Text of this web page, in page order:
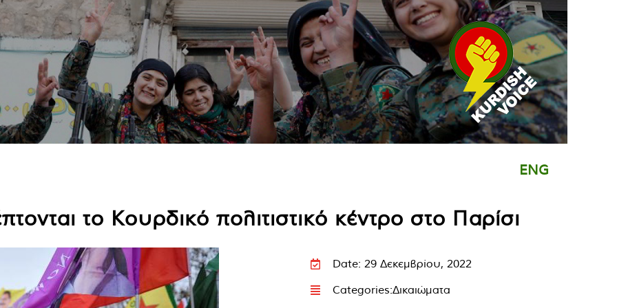
ENG
το Κουρδικό πολιτιστικό κέντρο στο Παρίσι
Date: 29 Δεκεμβρίου, 2022
Categories:Δικαιώματα